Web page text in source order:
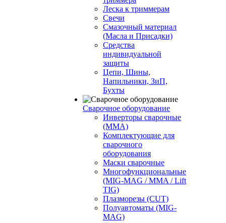
Леска к триммерам
Свечи
Смазочный материал
(Масла и Присадки)
Средства
индивидуальной
защиты
Цепи, Шины,
Напильники, ЗиП,
Бухты
Сварочное оборудование
Инверторы сварочные
(ММА)
Комплектующие для
сварочного
оборудования
Маски сварочные
Многофункциональные
(MIG-MAG / MMA / Lift
TIG)
Плазморезы (CUT)
Полуавтоматы (МIG-
MAG)